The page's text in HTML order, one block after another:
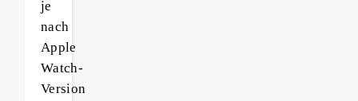
je
nach
Apple
Watch-
Version